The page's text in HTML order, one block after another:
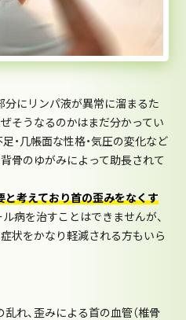
にリンパ液が異常に溜まるた
そうなるのかはまだ分かってい
・几帳面な性格・気圧の変化など
骨のゆがみによって助長されて
考えており首の歪みをなくす
ル病を治すことはできませんが、
状をかなり軽減される方もいら
れ、歪みによる首の血管（椎骨